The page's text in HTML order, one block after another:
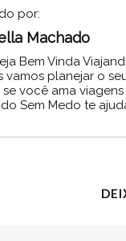
por:
Machado
Bem Vinda
vamos planejar o
você ama
Sem Medo te